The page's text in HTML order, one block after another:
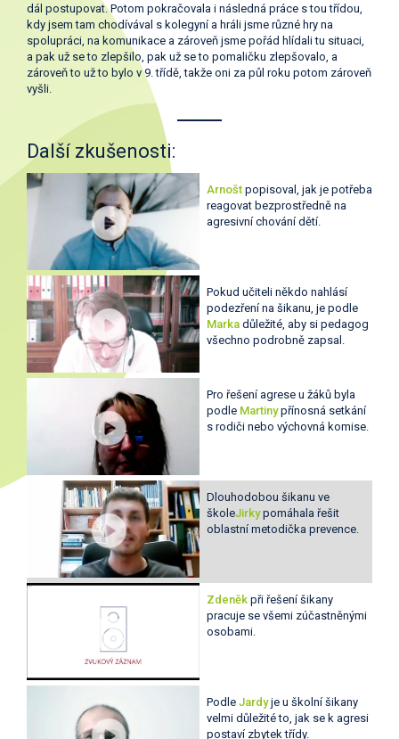
dál postupovat. Potom pokračovala i následná práce s tou třídou,
kdy jsem tam chodívával s kolegyní a hráli jsme různé hry na
spolupráci, na komunikace a zároveň jsme pořád hlídali tu situaci,
a pak už se to zlepšilo, pak už se to pomaličku zlepšovalo, a
zároveň to už to bylo v 9. třídě, takže oni za půl roku potom zároveň
vyšli.
Další zkušenosti:
Arnoštpopisoval, jak je potřeba
reagovat bezprostředně na
agresivní chování dětí.
Pokud učiteli někdo nahlásí
podezření na šikanu, je podle
Markadůležité, aby si pedagog
všechno podrobně zapsal.
Pro řešení agrese u žáků byla
podle Martinypřínosná setkání
s rodiči nebo výchovná komise.
Dlouhodobou šikanu ve
školeJirkypomáhala řešit
oblastní metodička prevence.
Zdeněk při řešení šikany
pracuje se všemi zúčastněnými
osobami.
Podle Jardyje u školní šikany
velmi důležité to, jak se k agresi
postaví zbytek třídy.